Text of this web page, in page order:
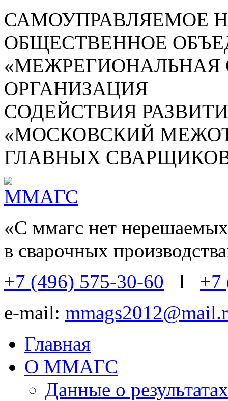
САМОУПРАВЛЯЕМОЕ
ОБЩЕСТВЕННОЕ
ОРГАНИЗАЦИЯ
СОДЕЙСТВИЯ
«МОСКОВСКИЙ
ГЛАВНЫХ
«С ммагс нет
в сварочных
+7 (496) 575-30-60 l +7
e-mail:
Главная
О ММАГС
Данные о